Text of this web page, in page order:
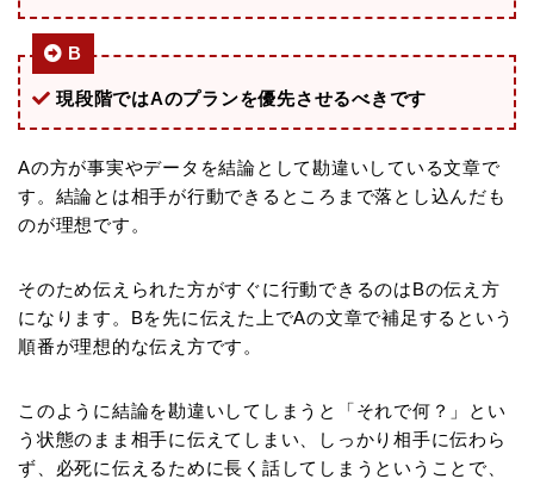
B
現段階ではAのプランを優先させるべきです
Aの方が事実やデータを結論として勘違いしている文章で
す。結論とは相手が行動できるところまで落とし込んだも
のが理想です。
そのため伝えられた方がすぐに行動できるのはBの伝え方
になります。Bを先に伝えた上でAの文章で補足するという
順番が理想的な伝え方です。
このように結論を勘違いしてしまうと「それで何？」とい
う状態のまま相手に伝えてしまい、しっかり相手に伝わら
ず、必死に伝えるために長く話してしまうということで、